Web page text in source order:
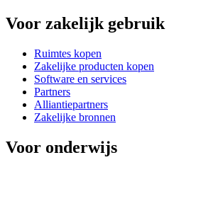
Voor zakelijk gebruik
Ruimtes kopen
Zakelijke producten kopen
Software en services
Partners
Alliantiepartners
Zakelijke bronnen
Voor onderwijs